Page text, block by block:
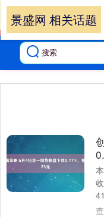
景盛网 相关话题